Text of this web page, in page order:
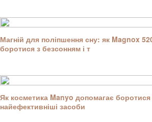
Магній для поліпшення сну: як Magnox
боротися з безсонням і т
Як косметика Manyo допомагає боротися
найефективніші засоби